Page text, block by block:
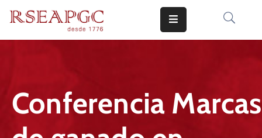
COMUNICADOS
CONOCERNOS
Conferencia Marcas